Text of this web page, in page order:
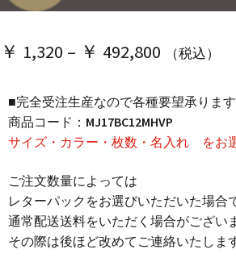
￥ 1,320 – ￥ 492,800 価
帯:
￥ 1,320
￥
（税込）
■完全受注生産なので各種要望承りま
商品コード： MJ17BC12MHVP
サイズ・カラー・枚数・名入れ をお
ご注文数量によっては
レターパックをお選びいただいた場合
通常配送送料をいただく場合がござい
その際は後ほど改めてご連絡いたします